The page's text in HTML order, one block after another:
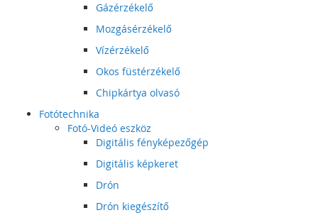
Gázérzékelő
Mozgásérzékelő
Vízérzékelő
Okos füstérzékelő
Chipkártya olvasó
Fotótechnika
Fotó-Videó eszköz
Digitális fényképezőgép
Digitális képkeret
Drón
Drón kiegészítő